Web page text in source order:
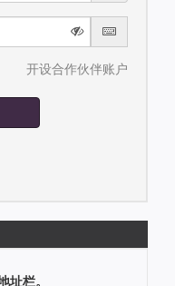
开设合作伙伴账户
址栏。